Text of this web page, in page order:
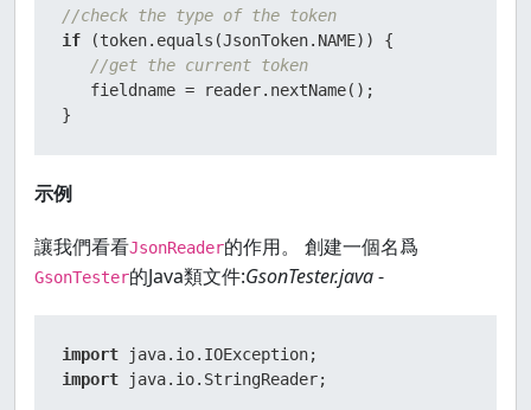
//check the type of the token
if (token.equals(JsonToken.NAME)) {
//get the current token
   fieldname = reader.nextName();
}
示例
讓我們看看JsonReader的作用。 創建一個名爲
GsonTester的Java類文件:GsonTester.java-
import
import java.io.StringReader;